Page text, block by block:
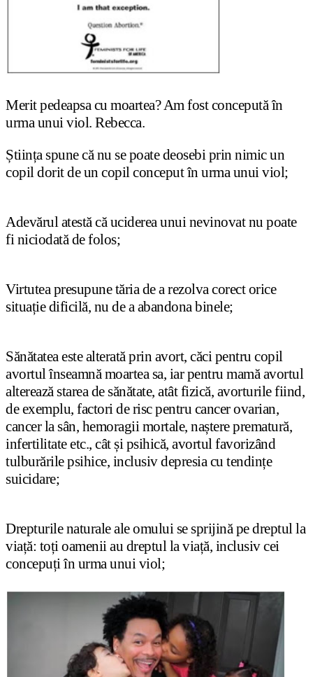
Merit pedeapsa cu moartea? Am fost concepută în
urma unui viol. Rebecca.
Știința spune că nu se poate deosebi prin nimic un
copil dorit de un copil conceput în urma unui viol;
Adevărul atestă că uciderea unui nevinovat nu poate
fi niciodată de folos;
Virtutea presupune tăria de a rezolva corect orice
situație dificilă, nu de a abandona binele;
Sănătatea este alterată prin avort, căci pentru copil
avortul înseamnă moartea sa, iar pentru mamă avortul
alterează starea de sănătate, atât fizică, avorturile fiind,
de exemplu, factori de risc pentru cancer ovarian,
cancer la sân, hemoragii mortale, naștere prematură,
infertilitate etc., câtși psihică, avortul favorizând
tulburările psihice, inclusiv depresia cu tendințe
suicidare;
Drepturile naturale ale omului se sprijină pe dreptul la
viață: toți oamenii au dreptul la viață, inclusiv cei
concepuți în urma unui viol;